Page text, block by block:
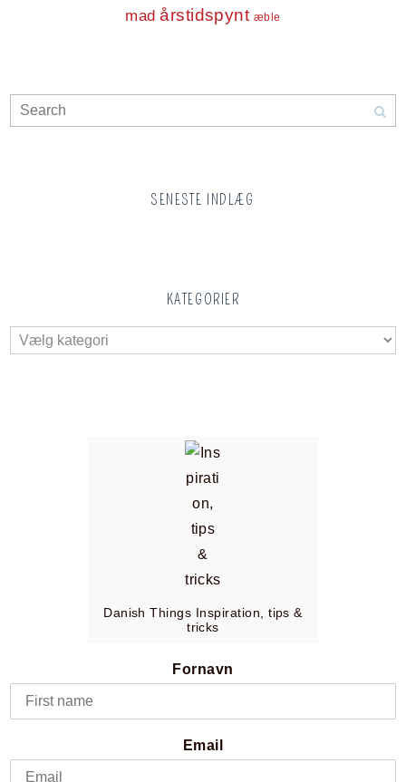
mad årstidspynt æble
SENESTE INDLÆG
KATEGORIER
Danish Things Inspiration, tips &
tricks
Fornavn
Email